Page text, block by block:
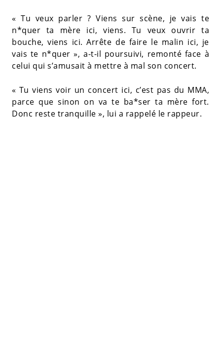
« Tu veux parler ? Viens sur scène, je vais te
n*quer ta mère ici, viens. Tu veux ouvrir ta
bouche, viens ici. Arrête de faire le malin ici, je
vais te n*quer », a-t-il poursuivi, remonté face à
celui qui s’amusait à mettre à mal son concert.
« Tu viens voir un concert ici, c’est pas du MMA,
parce que sinon on va te ba*ser ta mère fort.
Donc reste tranquille », lui a rappelé le rappeur.